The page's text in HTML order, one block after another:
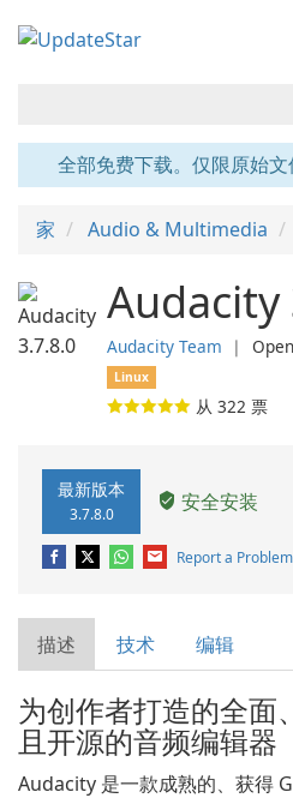
全部免费下载。仅限原始文
家 Audio & Multimedia
Audacity
Audacity Team ❘
Linux
从 322 票
最新版本
3.7.8.0 安全安装
Report a Problem
描述 技术 编辑
为创作者打造的全面
且开源的音频编辑器
Audacity 是一款成熟的、获得